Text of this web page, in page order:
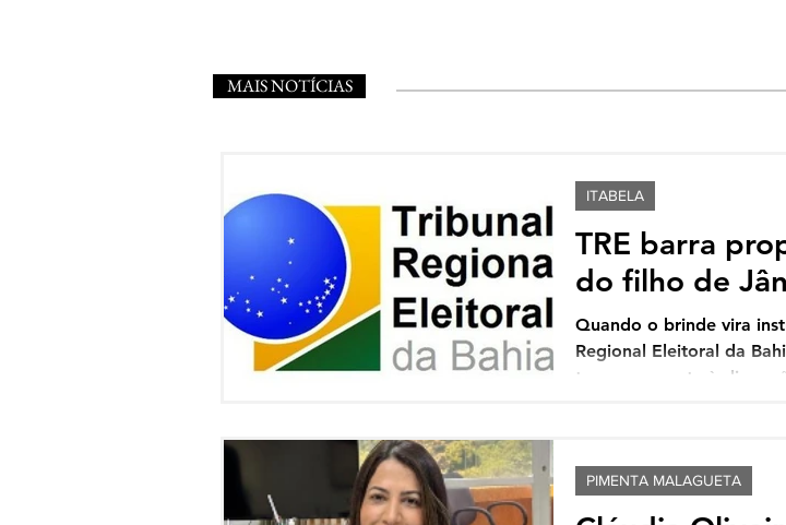
MAIS NOTÍCIAS
TRE barra
do filho de
Quando o brinde vira
Regional Eleitoral da
traz novamente à
com o nome de Jânio
ITABELA
PIMENTA MALAGUETA